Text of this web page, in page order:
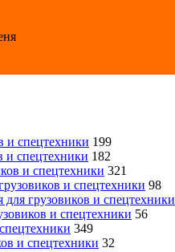
и спецтехники 199
и спецтехники 182
и спецтехники 321
и спецтехники 98
для грузовиков и спецтехники
и спецтехники 56
349
и спецтехники 32